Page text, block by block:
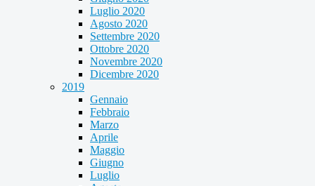
Luglio 2020
Agosto 2020
Settembre 2020
Ottobre 2020
Novembre 2020
Dicembre 2020
2019
Gennaio
Febbraio
Marzo
Aprile
Maggio
Giugno
Luglio